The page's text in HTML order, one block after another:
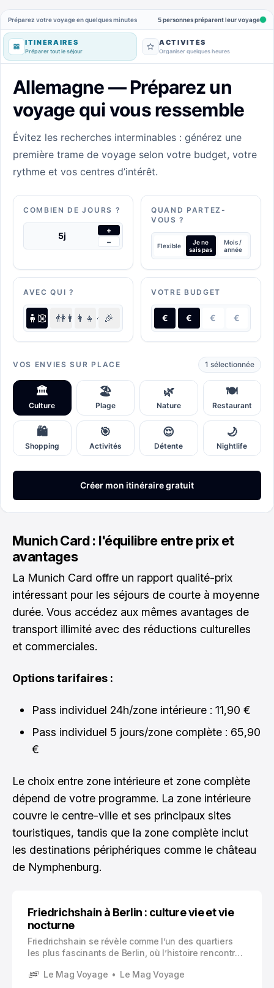
Munich Card : l'équilibre entre prix et
avantages
La Munich Card offre un rapport qualité-prix
intéressant pour les séjours de courte à moyenne
durée. Vous accédez aux mêmes avantages de
transport illimité avec des réductions culturelles
et commerciales.
Options tarifaires :
Pass individuel 24h/zone intérieure : 11,90 €
Pass individuel 5 jours/zone complète : 65,90
€
Le choix entre zone intérieure et zone complète
dépend de votre programme. La zone intérieure
couvre le centre-ville et ses principaux sites
touristiques, tandis que la zone complète inclut
les destinations périphériques comme le château
de Nymphenburg.
Friedrichshain à Berlin : culture vie et vie
nocturne
Friedrichshain se révèle comme l’un des quartiers
les plus fascinants de Berlin, où l’histoire rencontre
capitale allemande, ce quartier incarne l’esprit
Le Mag Voyage Le Mag Voyage